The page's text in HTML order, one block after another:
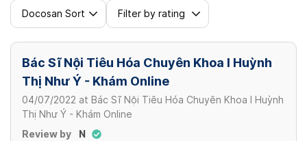
Docosan Sort Filter by rating
Bác Sĩ Nội Tiêu Hóa Chuyên Khoa I Huỳnh
Thị Như Ý - Khám Online
04/07/2022 at Bác Sĩ Nội Tiêu Hóa Chuyên Khoa I Huỳnh
Thị Như Ý - Khám Online
Review by
N